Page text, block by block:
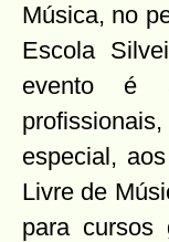
Música, no
Escola
evento é
especial,
Livre de
para cursos